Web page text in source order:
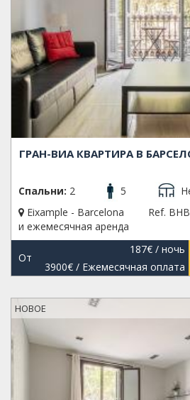
ГРАН-ВИА КВАРТИРА В
Спальни: 2 5
Eixample - Barcelona
Ref.
и ежемесячная аренда
От
187€/ ночь
3900€/ Ежемесячная оплата
НОВОЕ